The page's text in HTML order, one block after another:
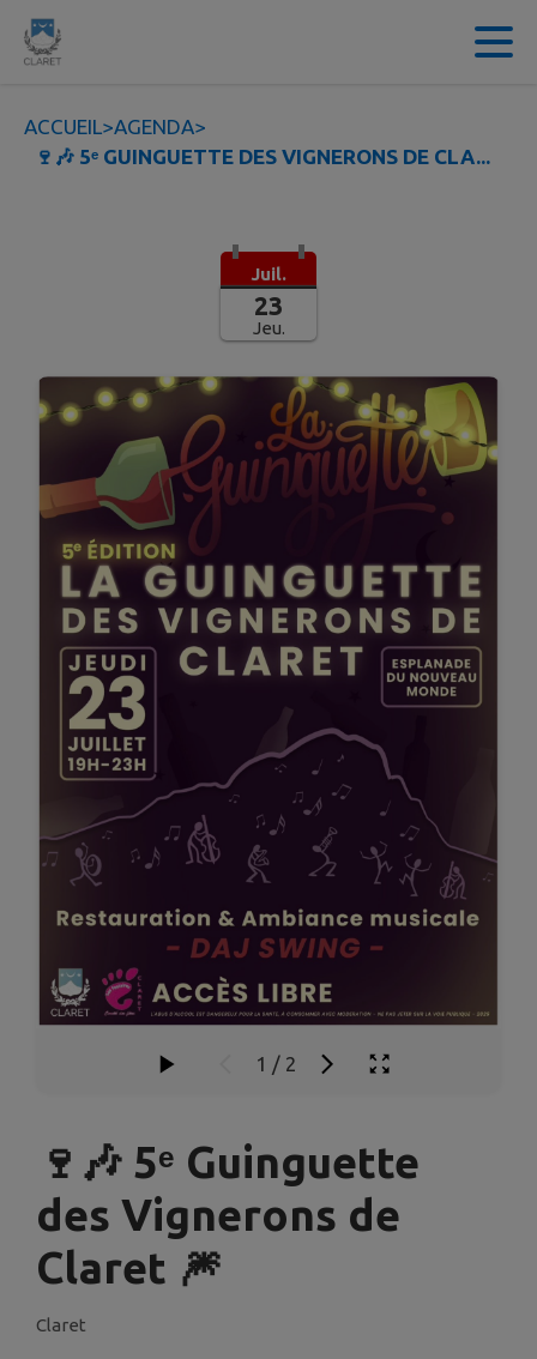
Contenu
ACCUEIL>AGENDA>
🍷🎶 5ᵉ GUINGUETTE DES VIGNERONS DE CLA...
Juil.
23
Jeu.
1 / 2
🍷🎶 5ᵉ Guinguette
des Vignerons de
Claret 🎆
Claret